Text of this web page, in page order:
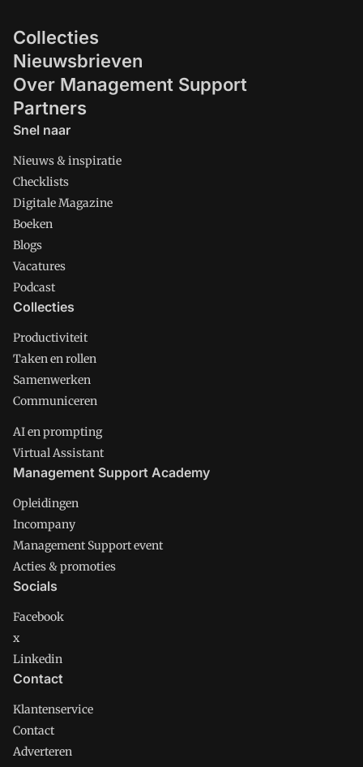
Collecties
Nieuwsbrieven
Over Management Support
Partners
Snel naar
Nieuws & inspiratie
Checklists
Digitale Magazine
Boeken
Blogs
Vacatures
Podcast
Collecties
Productiviteit
Taken en rollen
Samenwerken
Communiceren
AI en prompting
Virtual Assistant
Management Support Academy
Opleidingen
Incompany
Management Support event
Acties & promoties
Socials
Facebook
x
Linkedin
Contact
Klantenservice
Contact
Adverteren